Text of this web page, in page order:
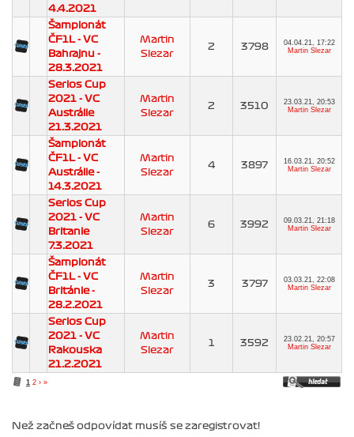
4.4.2021
Šampionát
ČF1L - VC
Bahrajnu -
28.3.2021
Martin
Slezar
2 3798
04.04.21, 17:22
Martin Slezar
Serios Cup
2021 - VC
Austrálie
21.3.2021
Martin
Slezar
2 3510
23.03.21, 20:53
Martin Slezar
Šampionát
ČF1L - VC
Austrálie -
14.3.2021
Martin
Slezar
4 3897
16.03.21, 20:52
Martin Slezar
Serios Cup
2021 - VC
Britanie
7.3.2021
Martin
Slezar
6 3992
09.03.21, 21:18
Martin Slezar
Šampionát
ČF1L - VC
Británie -
28.2.2021
Martin
Slezar
3 3797
03.03.21, 22:08
Martin Slezar
Serios Cup
2021 - VC
Rakouska
21.2.2021
Martin
Slezar
1 3592
23.02.21, 20:57
Martin Slezar
1 2 › »
Než začneš odpovídat musíš se zaregistrovat!